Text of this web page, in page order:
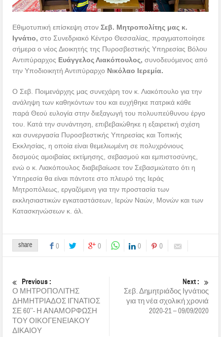
Εθιμοτυπική επίσκεψη στονΣεβ. Μητροπολίτης μας κ.
Ιγνάτιο, στο Συνεδριακό Κέντρο Θεσσαλίας, πραγματοποίησε
σήμερα ο νέος Διοικητής της Πυροσβεστικής Υπηρεσίας Βόλου
Αντιπύραρχος Ευάγγελος Λιακόπουλος, συνοδευόμενος από
την Υποδιοικητή Αντιπύραρχο Νικόλαο Ιερεμία.
Ο Σεβ. Ποιμενάρχης μας συνεχάρη τον κ. Λιακόπουλο για την
ανάληψη των καθηκόντων του και ευχήθηκε πατρικά κάθε
παρά Θεού ευλογία στην διεξαγωγή του πολυυπεύθυνου έργο
του. Κατά την συνάντηση, επιβεβαιώθηκε η εξαιρετική σχέση
και συνεργασία Πυροσβεστικής Υπηρεσίας και Τοπικής
Εκκλησίας, η οποία είναι θεμελιωμένη σε πολυχρόνιους
δεσμούς αμοιβαίας εκτίμησης, σεβασμού και εμπιστοσύνης,
ενώ ο κ. Λιακόπουλος διαβεβαίωσε τον Σεβασμιώτατο ότι η
Υπηρεσία θα είναι πάντοτε στο πλευρό της Ιεράς
Μητροπόλεως, εργαζόμενη για την προστασία των
εκκλησιαστικών εγκαταστάσεων, Ιερών Ναών, Μονών και των
Κατασκηνώσεων κ. άλ.
share 0 0 0 0
Previous :
Ο ΜΗΤΡΟΠΟΛΙΤΗΣ
ΔΗΜΗΤΡΙΑΔΟΣ ΙΓΝΑΤΙΟΣ
ΣΕ 60’’- Η ΑΝΑΜΟΡΦΩΣΗ
ΤΟΥ ΟΙΚΟΓΕΝΕΙΑΚΟΥ
ΔΙΚΑΙΟΥ
Next :
Σεβ. Δημητριάδος Ιγνάτιος
για τη νέα σχολική χρονιά
2020-21 – 09/09/2020